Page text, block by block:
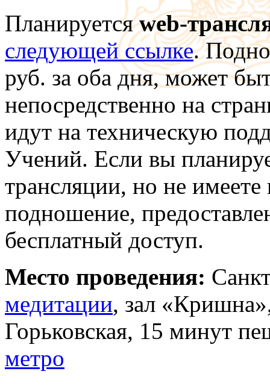
Планируетсяweb-
следующей ссылке.
руб. за оба дня, может
непосредственно на
идут на техническую
Учений. Если вы
трансляции, но не имеете
подношение,
бесплатный доступ.
Место проведения:
медитации, зал
Горьковская, 15 минут
метро